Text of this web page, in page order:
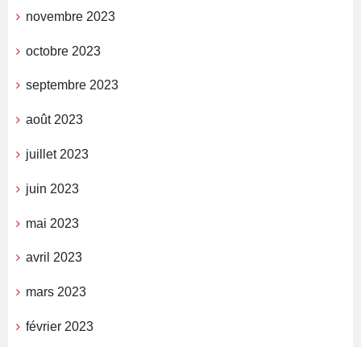
novembre 2023
octobre 2023
septembre 2023
août 2023
juillet 2023
juin 2023
mai 2023
avril 2023
mars 2023
février 2023